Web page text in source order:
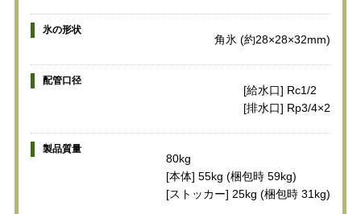
氷の形状
角氷 (約28×28×32mm)
配管口径
[給水口] Rc1/2
[排水口] Rp3/4×2
製品質量
80kg
[本体] 55kg (梱包時 59kg)
[ストッカー] 25kg (梱包時 31kg)